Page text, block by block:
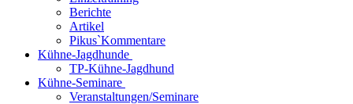
Berichte
Artikel
Pikus`Kommentare
Kühne-Jagdhunde
TP-Kühne-Jagdhund
Kühne-Seminare
Veranstaltungen/Seminare